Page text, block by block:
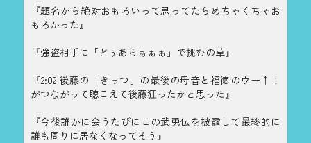
『題名から絶対おもろいって思ってたらめちゃくちゃお
もろかった』
『強盗相手に「どぅあらぁぁぁ」で挑むの草』
『2:02 後藤の「きっつ」の最後の母音と福徳のウー↑！
がつながって聴こえて後藤狂ったかと思った』
『今後誰かに会うたびにこの武勇伝を披露して最終的に
誰も周りに居なくなってそう』